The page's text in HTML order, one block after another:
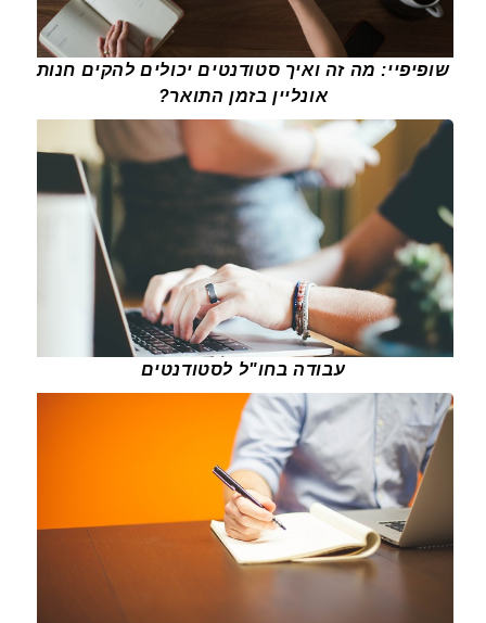
שופיפיי: מה זה ואיך סטודנטים יכולים להקים חנות
אונליין בזמן התואר?
עבודה בחו"ל לסטודנטים